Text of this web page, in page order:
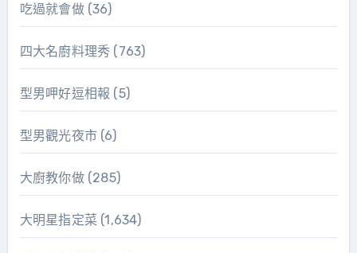
吃過就會做(36)
四大名廚料理秀 (763)
型男呷好逗相報 (5)
型男觀光夜市(6)
大廚教你做(285)
大明星指定菜 (1,634)